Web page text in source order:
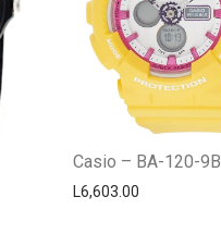
Casio – BA-120-9B
L6,603.00